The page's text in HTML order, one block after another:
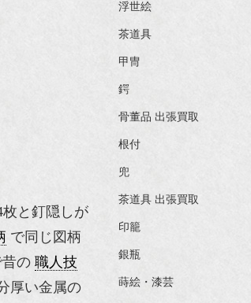
と釘隠しが
で同じ図柄
昔の 職人技
厚い金属の
浮世絵
茶道具
甲冑
鍔
骨董品 出張買取
根付
兜
茶道具 出張買取
印籠
銀瓶
蒔絵・漆芸